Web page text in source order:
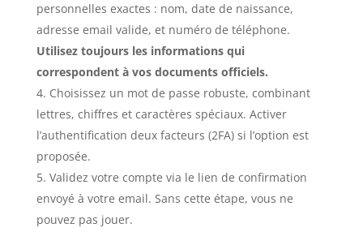
personnelles exactes : nom, date de naissance,
adresse email valide, et numéro de téléphone.
Utilisez toujours les informations qui
correspondent à vos documents officiels.
Choisissez un mot de passe robuste, combinant
lettres, chiffres et caractères spéciaux. Activer
l’authentification deux facteurs (2FA) si l’option est
proposée.
Validez votre compte via le lien de confirmation
envoyé à votre email. Sans cette étape, vous ne
pouvez pas jouer.